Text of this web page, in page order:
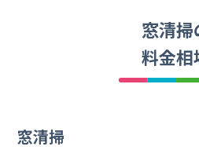
窓清掃
料金相
窓清掃